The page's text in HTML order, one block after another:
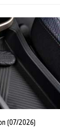
(07/2026)